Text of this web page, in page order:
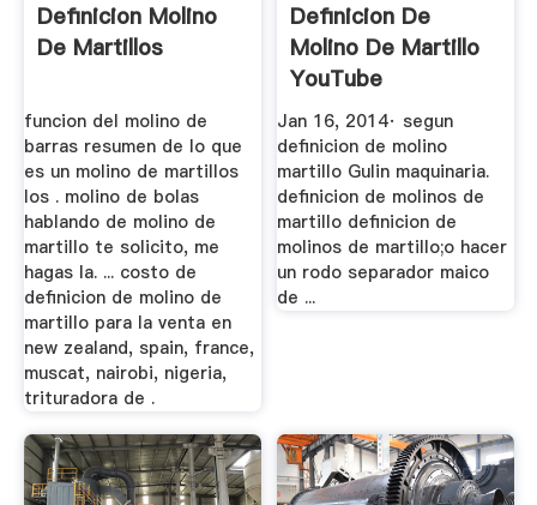
Definicion Molino
De Martillos
funcion del molino de
barras resumen de lo que
es un molino de martillos
los . molino de bolas
hablando de molino de
martillo te solicito, me
hagas la. ... costo de
definicion de molino de
martillo para la venta en
new zealand, spain, france,
muscat, nairobi, nigeria,
trituradora de .
Definicion De
Molino De Martillo
YouTube
Jan 16, 2014· segun
definicion de molino
martillo Gulin maquinaria.
definicion de molinos de
martillo definicion de
molinos de martillo;o hacer
un rodo separador maico
de ...